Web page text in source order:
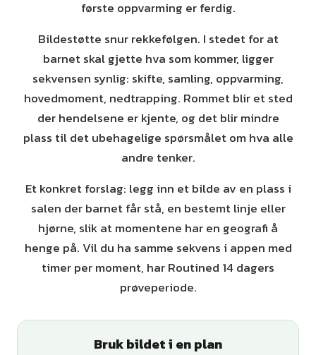
første oppvarming er ferdig.
Bildestøtte snur rekkefølgen. I stedet for at
barnet skal gjette hva som kommer, ligger
sekvensen synlig: skifte, samling, oppvarming,
hovedmoment, nedtrapping. Rommet blir et sted
der hendelsene er kjente, og det blir mindre
plass til det ubehagelige spørsmålet om hva alle
andre tenker.
Et konkret forslag: legg inn et bilde av en plass i
salen der barnet får stå, en bestemt linje eller
hjørne, slik at momentene har en geografi å
henge på. Vil du ha samme sekvens i appen med
timer per moment, har Routined 14 dagers
prøveperiode.
Bruk bildet i en plan